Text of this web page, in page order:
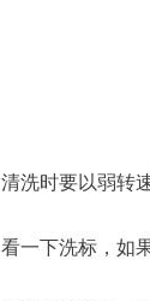
清洗时要以弱转
看一下洗标，如